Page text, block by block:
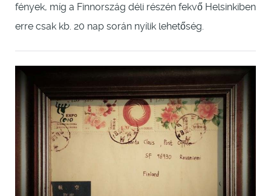
fények, míg a Finnország déli részén fekvő Helsinkiben
erre csak kb. 20 nap során nyílik lehetőség.